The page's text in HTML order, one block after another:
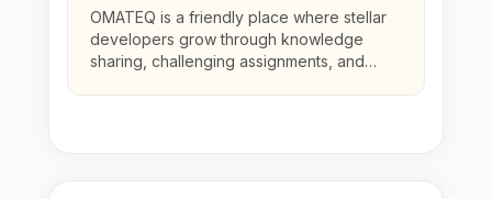
OMATEQ is a friendly place where stellar
developers grow through knowledge
sharing, challenging assignments, and